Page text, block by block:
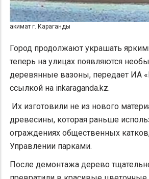
акимат г. Караганды
Город продолжают украшать
теперь на улицах появляются
деревянные вазоны, передает ИА
ссылкой на inkaraganda.kz.
Их изготовили не из нового
древесины, которая раньше
ограждениях общественных
Управлении парками.
После демонтажа дерево